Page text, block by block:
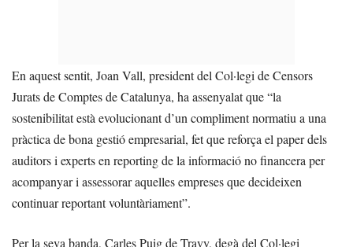
En aquest sentit, Joan Vall, president del Col·legi de Censors
Jurats de Comptes de Catalunya, ha assenyalat que “la
sostenibilitat està evolucionant d’un compliment normatiu a una
pràctica de bona gestió empresarial, fet que reforça el paper dels
auditors i experts en reporting de la informació no financera per
acompanyar i assessorar aquelles empreses que decideixen
continuar reportant voluntàriament”.
Per la seva banda, Carles Puig de Travy, degà del Col·legi